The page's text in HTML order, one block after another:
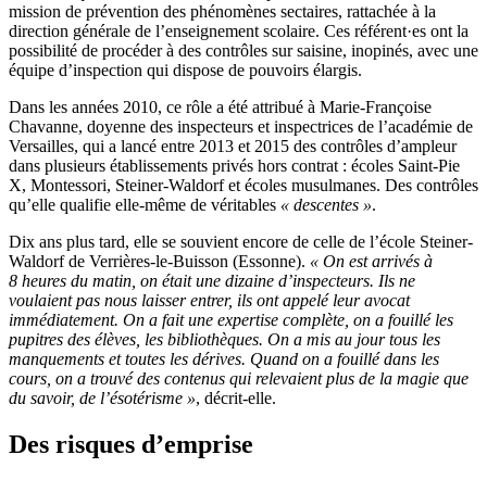
mission de prévention des phénomènes sectaires, rattachée à la
direction générale de l’enseignement scolaire. Ces référent·es ont la
possibilité de procéder à des contrôles sur saisine, inopinés, avec une
équipe d’inspection qui dispose de pouvoirs élargis.
Dans les années 2010, ce rôle a été attribué à Marie-Françoise
Chavanne, doyenne des inspecteurs et inspectrices de l’académie de
Versailles, qui a lancé entre 2013 et 2015 des contrôles d’ampleur
dans plusieurs établissements privés hors contrat : écoles Saint-Pie
X, Montessori, Steiner-Waldorf et écoles musulmanes. Des contrôles
qu’elle qualifie elle-même de véritables « descentes ».
Dix ans plus tard, elle se souvient encore de celle de l’école Steiner-
Waldorf de Verrières-le-Buisson (Essonne). « On est arrivés à
8 heures du matin, on était une dizaine d’inspecteurs. Ils ne
voulaient pas nous laisser entrer, ils ont appelé leur avocat
immédiatement. On a fait une expertise complète, on a fouillé les
pupitres des élèves, les bibliothèques. On a mis au jour tous les
manquements et toutes les dérives. Quand on a fouillé dans les
cours, on a trouvé des contenus qui relevaient plus de la magie que
du savoir, de l’ésotérisme », décrit-elle.
Des risques d’emprise